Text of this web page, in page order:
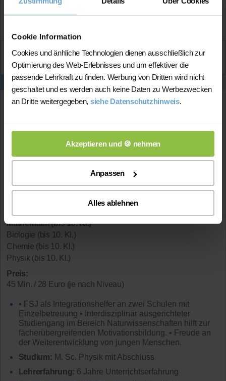
Cookie Information
Cookies und änhliche Technologien dienen ausschließlich zur
Optimierung des Web-Erlebnisses und um effektiver die
passende Lehrkraft zu finden. Werbung von Dritten wird nicht
geschaltet und es werden auch keine Daten zu Werbezwecken
an Dritte weitergegeben, siehe Datenschutzhinweis.
Akzeptieren und 🍪 nehmen
Anpassen
Alles ablehnen
Mehr Infos
Aktiv
Amirhossein kontaktieren
Lars
Wohnort:
35041 Marburg
Deutsch
Mo. bis So. ab 8 Uhr bis 19 Uhr
Fächer:
Mathematik (bis 13. Kl.)
Biologie (bis 10. Kl.)
Chemie (bis 10. Kl.)
Physik (bis 10. Kl.)
Preis:
45 Min. / 28 Euro (je nach Niveau)
• FSJ als Integrationshelfer an zwei Schulen mit
Einzelbetreuung • Interdisziplinär ausgerichteter
Studiengang im Bereich Naturwissenschaften hilft zur
fächerübergreifenden Motivationsbildung. • Freude an
der Weiterentwicklung von jungen Menschen.
Studium: M. Sc. Physik mit Abschluss
Lehrerfahrung: 6 Jahre Unterrichtserfahrung